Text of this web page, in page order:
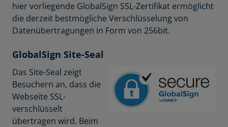
hier vorliegende GlobalSign SSL-Zertifikat ermöglicht
die derzeit bestmögliche Verschlüsselung von
Datenübertragungen in Form von 256bit.
GlobalSign Site-Seal
Das Site-Seal zeigt
Besuchern an, dass die
Webseite SSL-
verschlüsselt
übertragen wird. Beim